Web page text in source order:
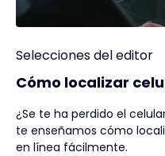
Selecciones del editor
Cómo localizar
¿Se te ha perdido el
te enseñamos cómo
en línea fácilmente.